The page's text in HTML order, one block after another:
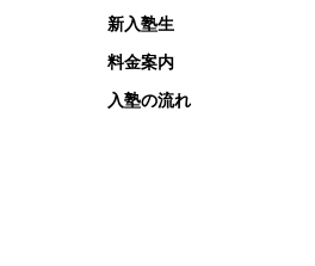
新入塾生
料金案内
入塾の流れ